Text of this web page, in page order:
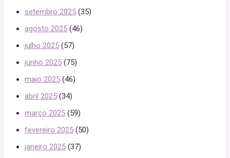
setembro 2025 (35)
agosto 2025 (46)
julho 2025 (57)
junho 2025 (75)
maio 2025 (46)
abril 2025 (34)
março 2025 (59)
fevereiro 2025 (50)
janeiro 2025 (37)